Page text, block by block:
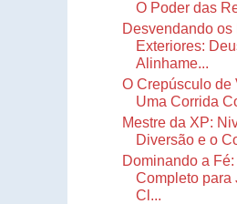
O Poder das
Desvendando os
Exteriores:
Alinhame...
O Crepúsculo de
Uma Corrida
Mestre da XP:
Diversão e o
Dominando a
Completo para
Cl...